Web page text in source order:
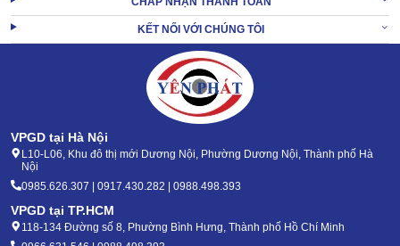
Bàn hút nước được lắp đồng thời, là công đoạn tiếp nối ngay sau
khi đã chà rửa sàn. Hút khô nước, cuốn trôi bụi nhanh chóng, đưa
thẳng vào thùng đựng, không lo bị thất thoát.
KẾT NỐI VỚI CHÚNG TÔI
VPGD tại Hà Nội
L10-L06, Khu đô thị mới Dương Nội, Phường Dương Nội, Thành phố Hà
Nội
0985.626.307 | 0917.430.282 | 0988.498.393
VPGD tại TP.HCM
118-134 Đường số 8, Phường Bình Hưng, Thành phố Hồ Chí Minh